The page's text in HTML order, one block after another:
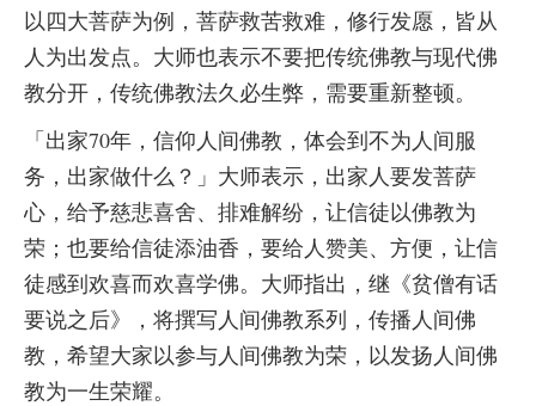
以四大菩萨为例，菩萨救苦救难，修行发愿，皆从
人为出发点。大师也表示不要把传统佛教与现代佛
教分开，传统佛教法久必生弊，需要重新整顿。
「出家70年，信仰人间佛教，体会到不为人间服
务，出家做什么？」大师表示，出家人要发菩萨
心，给予慈悲喜舍、排难解纷，让信徒以佛教为
荣；也要给信徒添油香，要给人赞美、方便，让信
徒感到欢喜而欢喜学佛。大师指出，继《贫僧有话
要说之后》，将撰写人间佛教系列，传播人间佛
教，希望大家以参与人间佛教为荣，以发扬人间佛
教为一生荣耀。